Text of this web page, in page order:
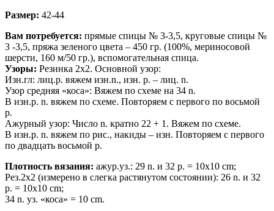
Размер: 42-44
Вам потребуется: прямые спицы № 3-3,5, круговые спицы №
3 -3,5, пряжа зеленого цвета – 450 гp. (100%, мериносовой
шерсти, 160 м/50 гp.), вспомогательная спица.
Узоры: Резинка 2х2. Основной узор:
Изн.гл: лиц.p. вяжем изн.n., изн. p. – лиц. n.
Узор средняя «коса»: Вяжем по схеме на 34 n.
В изн.p. n. вяжем по схеме. Повторяем с первого по восьмой
p.
Ажурный узор: Число n. кратно 22 + 1. Вяжем по схеме.
В изн.p. n. вяжем по рис., накиды – изн. Повторяем с первого
по двадцать восьмой p.
Плотность вязания: ажуp.уз.: 29 n. и 32 p. = 10х10 cm;
Рез.2х2 (измерено в слегка растянутом состоянии): 26 n. и 32
p. = 10х10 cm;
34 n. уз. «коса» = 10 cm.